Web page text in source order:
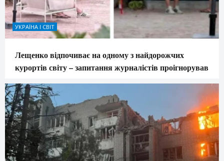
УКРАЇНА І СВІТ
Лещенко відпочиває на одному з найдорожчих
курортів світу – запитання журналістів проігнорував